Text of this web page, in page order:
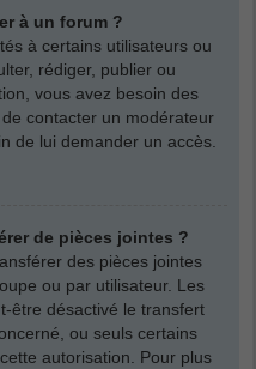
à un forum ?
à certains utilisateurs ou
rédiger, publier ou
vous avez besoin des
contacter un modérateur
de lui demander un accès.
de pièces jointes ?
des pièces jointes
ou par utilisateur. Les
être désactivé le transfert
ou seuls certains
autorisation. Pour plus